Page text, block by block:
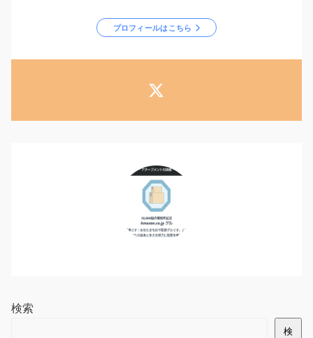
プロフィールはこちら
検索
検